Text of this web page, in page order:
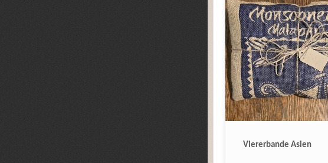
Viererbande Asien